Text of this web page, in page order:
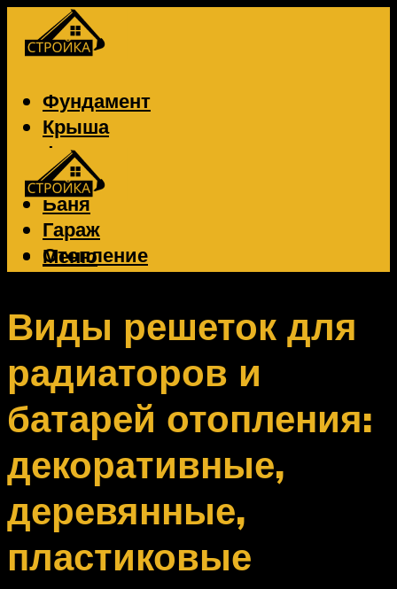
Фундамент
Крыша
Фасад
Забор
Баня
Гараж
Отопление
Вентиляция
Меню
Меню
Виды решеток для
радиаторов и
батарей отопления:
декоративные,
деревянные,
пластиковые